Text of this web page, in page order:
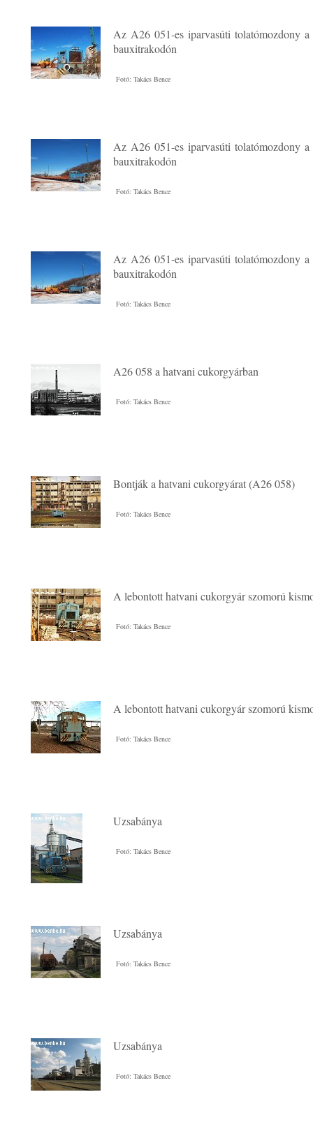
Az A26 051-es iparvasúti tolatómozdony a
bauxitrakodón
Fotó: Takács Bence
Az A26 051-es iparvasúti tolatómozdony a
bauxitrakodón
Fotó: Takács Bence
Az A26 051-es iparvasúti tolatómozdony a
bauxitrakodón
Fotó: Takács Bence
A26 058 a hatvani cukorgyárban
Fotó: Takács Bence
Bontják a hatvani cukorgyárat (A26 058)
Fotó: Takács Bence
A lebontott hatvani cukorgyár szomorú
Fotó: Takács Bence
A lebontott hatvani cukorgyár szomorú
Fotó: Takács Bence
Uzsabánya
Fotó: Takács Bence
Uzsabánya
Fotó: Takács Bence
Uzsabánya
Fotó: Takács Bence